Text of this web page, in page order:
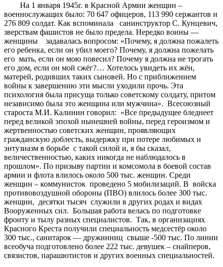
На 1 января 1945г. в Красной Армии женщин –
военнослужащих было: 70 647 офицеров, 113 990 сержантов и
276 809 солдат. Как вспоминала санинструктор С. Кунцевич,
зверствам фашистов не было предела. Нередко воины —
женщины задавалась вопросом: «Почему, я должна пожалеть
его ребенка, если он убил моего? Почему, я должна пожелать
его мать, если он мою повесил? Почему я должна не трогать
его дом, если он мой сжёг?… Хотелось увидеть их жён,
матерей, родивших таких сыновей. Но с приближением
войны к завершению эти мысли уходили прочь. Эта
психология была присуща только советскому солдату, притом
независимо была это женщина или мужчина». Всесоюзный
староста М.И. Калинин говорил: «Все предыдущее бледнеет
перед великой эпохой нынешней войны, перед героизмом и
жертвенностью советских женщин, проявляющих
гражданскую доблесть, выдержку при потере любимых и
энтузиазм в борьбе с такой силой и, я бы сказал,
величественностью, каких никогда не наблюдалось в
прошлом». По призыву партии и комсомола в боевой состав
армии и флота влилось около 500 тыс. женщин. Среди
женщин – коммунисток проведено 5 мобилизаций. В войска
противовоздушной обороны (ПВО) влилось более 300 тыс.
женщин, десятки тысяч служили в других родах и видах
Вооруженных сил. Большая работа велась по подготовке
фронту и тылу разных специалистов. Так, в организациях
Красного Креста получили специальность медсестёр около
300 тыс., санитарок — дружинниц свыше -500 тыс. По линии
всеобуча подготовлено более 222 тыс. девушек – снайперов,
связистов, парашютистов и других военных специальностей.